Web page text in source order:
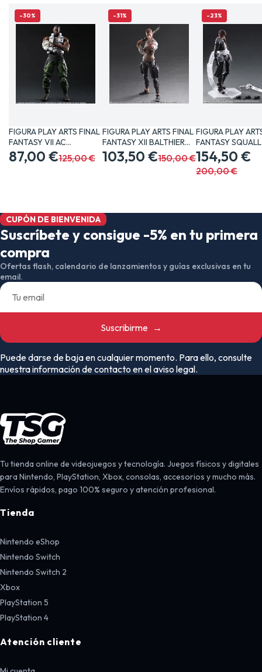
-30%
FIGURA PLAY ARTS FINAL
FANTASY VII AC
BARRET…
87,00 €125,00 €
-31%
FIGURA PLAY ARTS FINAL
FANTASY XII BALTHIER…
103,50 €150,00 €
-23%
FIGURA PLAY
FANTASY
CM…
154,50 €
200,00 €
CUPÓN DE BIENVENIDA
Suscríbete y consigue -5% en tu primera
compra
Ofertas flash, calendario de lanzamientos y guías exclusivas en tu
email.
Suscribirme →
Puede darse de baja en cualquier momento. Para ello, consulte
nuestra información de contacto en el aviso legal.
Tu tienda online de videojuegos y tecnología. Juegos físicos y digitales
para Nintendo, PlayStation, Xbox, consolas, accesorios y mucho más.
Envíos rápidos, pago 100% seguro y atención profesional.
Tienda
Nintendo eShop
Nintendo Switch
Nintendo Switch 2
Xbox
PlayStation 5
PlayStation 4
Atención cliente